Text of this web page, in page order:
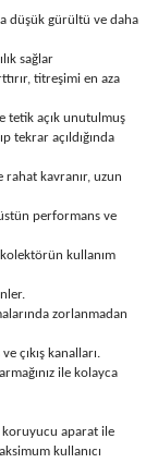
düşük gürültü ve daha
sağlar
titreşimi en aza
tetik açık unutulmuş
tekrar açıldığında
rahat kavranır, uzun
performans ve
kullanım
zorlanmadan
çıkış kanalları.
ile kolayca
koruyucu aparat ile
kullanıcı